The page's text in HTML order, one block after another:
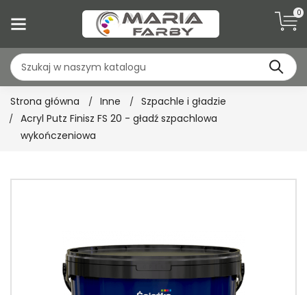
0
Strona główna Inne
Szpachle i gładzie
Acryl Putz Finisz FS 20 - gładź szpachlowa
wykończeniowa